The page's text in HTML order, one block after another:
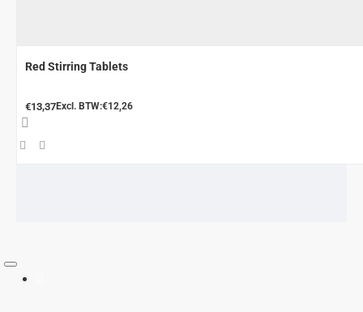
Red Stirring Tablets
€13,37Excl. BTW:€12,26